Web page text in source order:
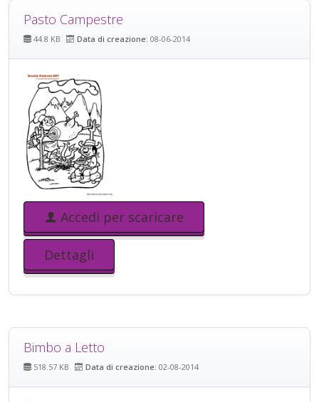
Pasto Campestre
44.8 KB Data di creazione: 08-06-2014
Accedi per scaricare
Dettagli
Bimbo a Letto
518.57 KB Data di creazione: 02-08-2014